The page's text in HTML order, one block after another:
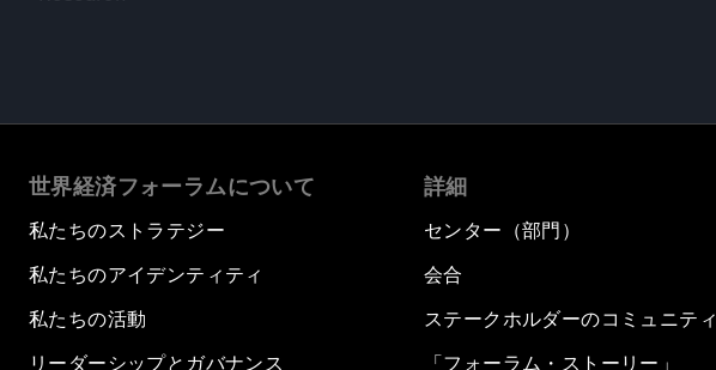
世界経済フォーラムについて
私たちのストラテジー
私たちのアイデンティティ
私たちの活動
リーダーシップとガバナンス
詳細
センター（部門）
会合
ステークホルダーのコミュニティ
「フォーラム・ストーリー」